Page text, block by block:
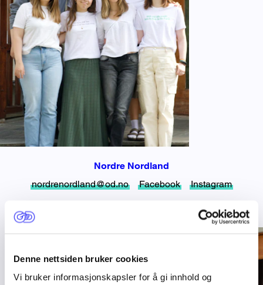
Denne nettsiden bruker cookies
Vi bruker informasjonskapsler for å gi innhold og
Nordre Nordland
nordrenordland@od.no
Facebook Instagram